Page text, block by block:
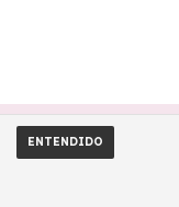
ENTENDIDO